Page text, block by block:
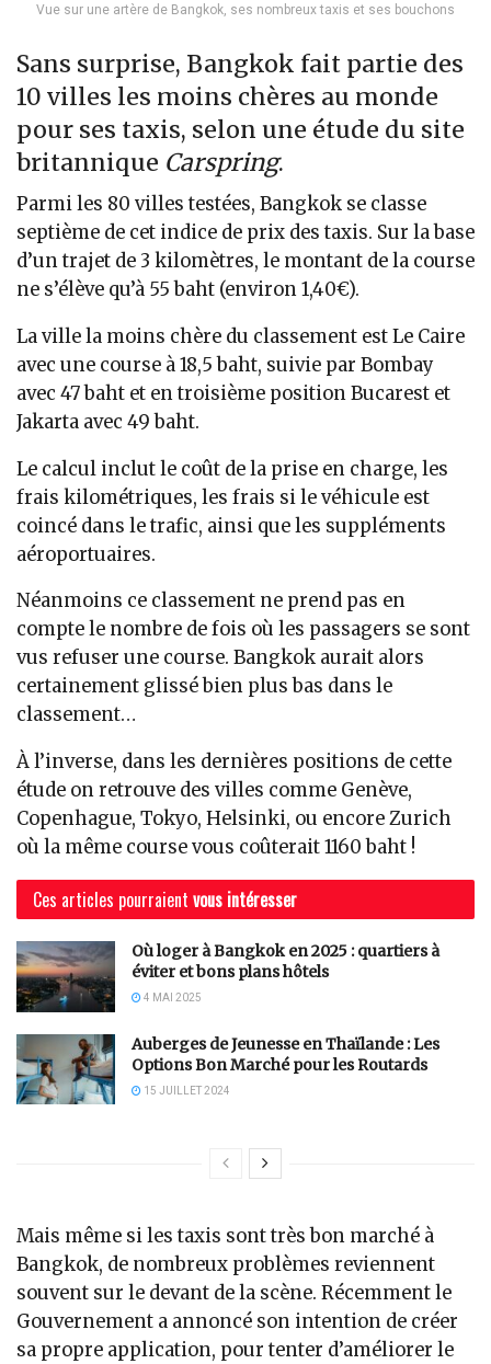
Vue sur une artère de Bangkok, ses nombreux taxis et ses bouchons
Sans surprise, Bangkok fait partie des
10 villes les moins chères au monde
pour ses taxis, selon une étude du site
britannique Carspring.
Parmi les 80 villes testées, Bangkok se classe
septième de cet indice de prix des taxis. Sur la base
d’un trajet de 3 kilomètres, le montant de la course
ne s’élève qu’à 55 baht (environ 1,40€).
La ville la moins chère du classement est Le Caire
avec une course à 18,5 baht, suivie par Bombay
avec 47 baht et en troisième position Bucarest et
Jakarta avec 49 baht.
Le calcul inclut le coût de la prise en charge, les
frais kilométriques, les frais si le véhicule est
coincé dans le trafic, ainsi que les suppléments
aéroportuaires.
Néanmoins ce classement ne prend pas en
compte le nombre de fois où les passagers se sont
vus refuser une course. Bangkok aurait alors
certainement glissé bien plus bas dans le
classement…
À l’inverse, dans les dernières positions de cette
étude on retrouve des villes comme Genève,
Copenhague, Tokyo, Helsinki, ou encore Zurich
où la même course vous coûterait 1160 baht !
Ces articles pourraient vous intéresser
Où loger à Bangkok en 2025 : quartiers à
éviter et bons plans hôtels
4 MAI 2025
Auberges de Jeunesse en Thaïlande : Les
Options Bon Marché pour les Routards
15 JUILLET 2024
Mais même si les taxis sont très bon marché à
Bangkok, de nombreux problèmes reviennent
souvent sur le devant de la scène. Récemment le
Gouvernement a annoncé son intention de créer
sa propre application, pour tenter d’améliorer le